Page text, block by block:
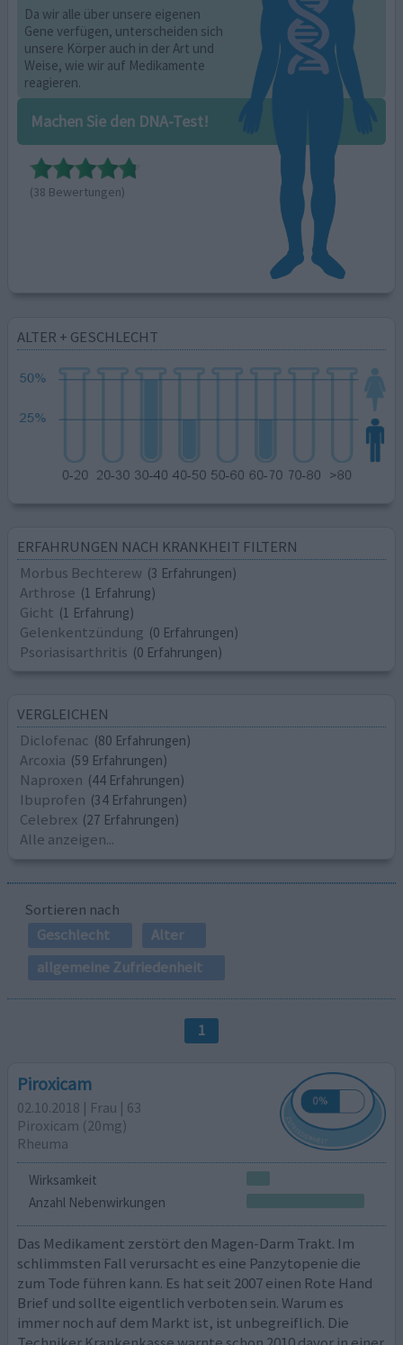
Da wir alle über unsere eigenen
Gene verfügen, unterscheiden sich
unsere Körper auch in der Art und
Weise, wie wir auf Medikamente
reagieren.
Machen Sie den DNA-Test!
(38 Bewertungen)
ALTER + GESCHLECHT
ERFAHRUNGEN NACH KRANKHEIT FILTERN
Morbus Bechterew (3 Erfahrungen)
Arthrose (1 Erfahrung)
Gicht (1 Erfahrung)
Gelenkentzündung (0 Erfahrungen)
Psoriasisarthritis (0 Erfahrungen)
VERGLEICHEN
Diclofenac (80 Erfahrungen)
Arcoxia (59 Erfahrungen)
Naproxen (44 Erfahrungen)
Ibuprofen (34 Erfahrungen)
Celebrex (27 Erfahrungen)
Alle anzeigen...
Sortieren nach
Geschlecht
Alter
allgemeine Zufriedenheit
1
Piroxicam
02.10.2018 | Frau | 63
Piroxicam (20mg)
Rheuma
Wirksamkeit
Anzahl Nebenwirkungen
Das Medikament zerstört den Magen-Darm Trakt. Im
schlimmsten Fall verursacht es eine Panzytopenie die
zum Tode führen kann. Es hat seit 2007 einen Rote Hand
Brief und sollte eigentlich verboten sein. Warum es
immer noch auf dem Markt ist, ist unbegreiflich. Die